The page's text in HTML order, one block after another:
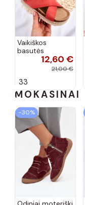
Vaikiškos
basutės
koralinės12,60 €
21,00 €
33
MOKASINAI
−30%